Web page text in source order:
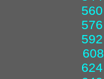
560
576
592
608
624